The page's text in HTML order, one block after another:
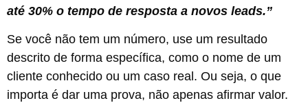
até 30% o tempo de resposta a novos leads.”
Se você não tem um número, use um resultado
descrito de forma específica, como o nome de um
cliente conhecido ou um caso real. Ou seja, o que
importa é dar uma prova, não apenas afirmar valor.